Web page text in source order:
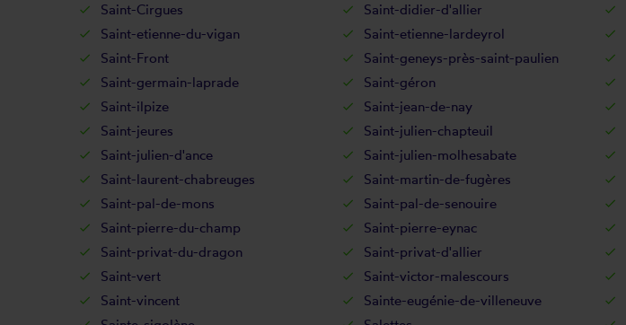
Saint-Cirgues
Saint-didier-d'allier
Saint-etienne-du-vigan
Saint-etienne-lardeyrol
Saint-Front
Saint-geneys-près-saint-paulien
Saint-germain-laprade
Saint-géron
Saint-ilpize
Saint-jean-de-nay
Saint-jeures
Saint-julien-chapteuil
Saint-julien-d'ance
Saint-julien-molhesabate
Saint-laurent-chabreuges
Saint-martin-de-fugères
Saint-pal-de-mons
Saint-pal-de-senouire
Saint-pierre-du-champ
Saint-pierre-eynac
Saint-privat-du-dragon
Saint-privat-d'allier
Saint-vert
Saint-victor-malescours
Saint-vincent
Sainte-eugénie-de-villeneuve